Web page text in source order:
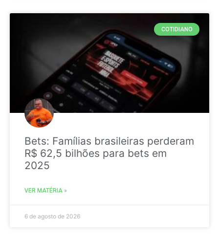
COTIDIANO
Bets: Famílias brasileiras perderam
R$ 62,5 bilhões para bets em
2025
VER MATÉRIA »
6 de agosto de 2026